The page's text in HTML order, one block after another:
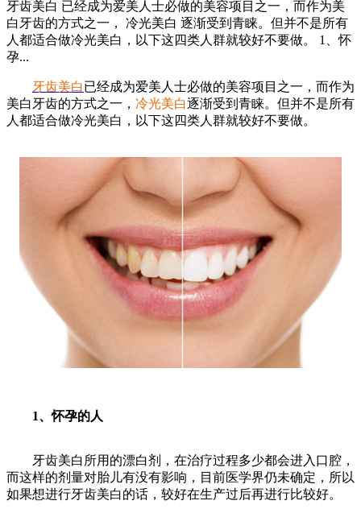
牙齿美白 已经成为爱美人士必做的美容项目之一，而作为美
白牙齿的方式之一， 冷光美白 逐渐受到青睐。但并不是所有
人都适合做冷光美白，以下这四类人群就较好不要做。 1、怀
孕...
牙齿美白已经成为爱美人士必做的美容项目之一，而作为
美白牙齿的方式之一， 冷光美白逐渐受到青睐。但并不是所有
人都适合做冷光美白，以下这四类人群就较好不要做。
1、怀孕的人
牙齿美白所用的漂白剂，在治疗过程多少都会进入口腔，
而这样的剂量对胎儿有没有影响，目前医学界仍未确定，所以
如果想进行牙齿美白的话，较好在生产过后再进行比较好。